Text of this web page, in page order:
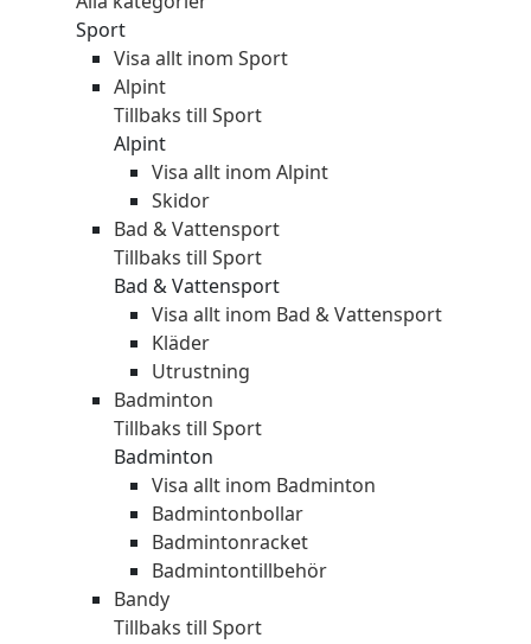
Sport
Visa allt inom Sport
Alpint
Tillbaks till Sport
Alpint
Visa allt inom Alpint
Skidor
Bad & Vattensport
Tillbaks till Sport
Bad & Vattensport
Visa allt inom Bad & Vattensport
Kläder
Utrustning
Badminton
Tillbaks till Sport
Badminton
Visa allt inom Badminton
Badmintonbollar
Badmintonracket
Badmintontillbehör
Bandy
Tillbaks till Sport